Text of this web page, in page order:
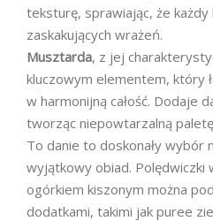
teksturę, sprawiając, że każdy
zaskakujących wrażeń.
Musztarda, z jej
kluczowym elementem, który
w harmonijną całość. Dodaje
tworząc niepowtarzalną
To danie to doskonały wybór
wyjątkowy obiad.
ogórkiem kiszonym można
dodatkami, takimi jak puree